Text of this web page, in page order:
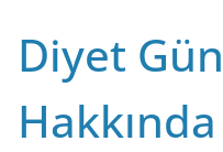
content
Diyet